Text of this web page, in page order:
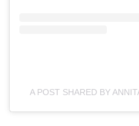
A POST SHARED BY